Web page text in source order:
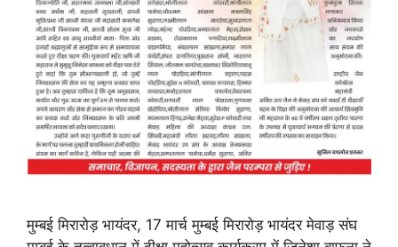
मुम्बई मिरारोड़ भायंदर, 17 मार्च मुम्बई मिरारोड़ भायंदर मेवाड़ संघ